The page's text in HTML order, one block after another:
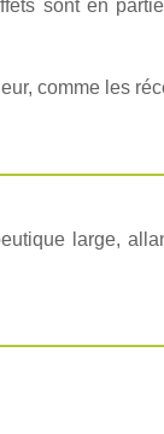
sont en
comme les
large,